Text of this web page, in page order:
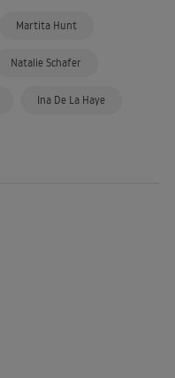
Martita Hunt
Natalie Schafer
Ina De La Haye